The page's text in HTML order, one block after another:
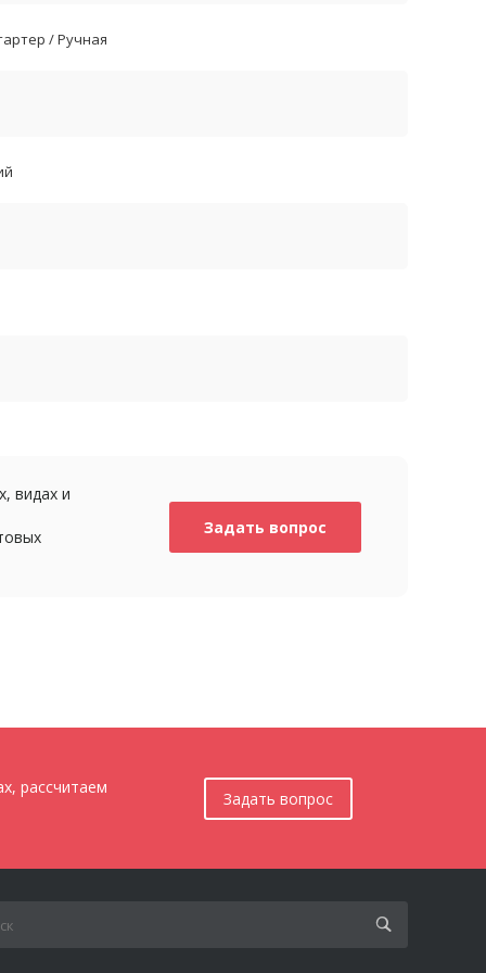
/ Ручная
видах и
Задать вопрос
рассчитаем
Задать вопрос